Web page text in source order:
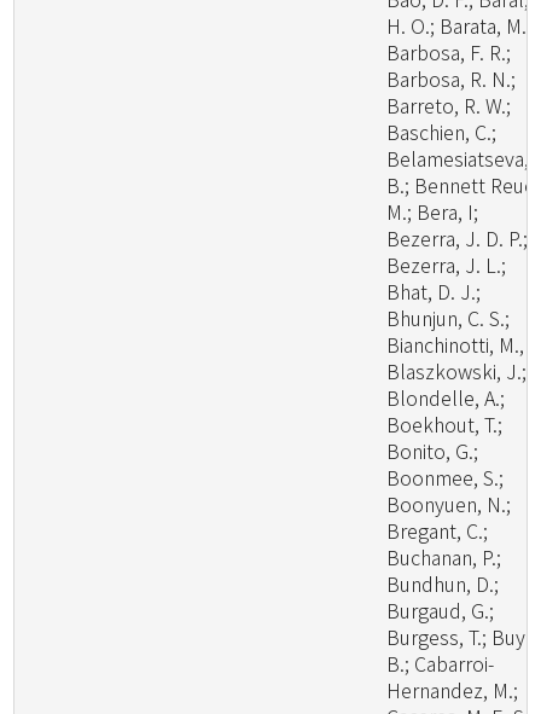
H. O.; Barata, M.;
Barbosa, F. R.;
Barbosa, R. N.;
Barreto, R. W.;
Baschien, C.;
Belamesiatseva,
B.; Bennett
M.; Bera, I;
Bezerra, J. D. P.;
Bezerra, J. L.;
Bhat, D. J.;
Bhunjun, C. S.;
Bianchinotti, M.,
Blaszkowski, J.;
Blondelle, A.;
Boekhout, T.;
Bonito, G.;
Boonmee, S.;
Boonyuen, N.;
Bregant, C.;
Buchanan, P.;
Bundhun, D.;
Burgaud, G.;
Burgess, T.;
B.; Cabarroi-
Hernandez, M.;